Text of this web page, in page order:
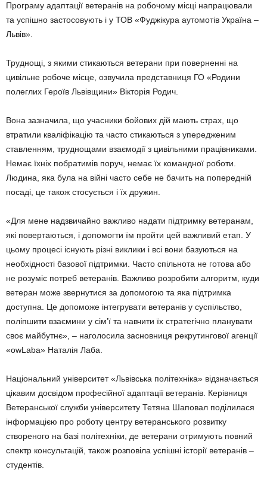
Програму адаптації ветеранів на робочому місці напрацювали
та успішно застосовують і у ТОВ «Фуджікура аутомотів Україна –
Львів».
Труднощі, з якими стикаються ветерани при поверненні на
цивільне робоче місце, озвучила представниця ГО «Родини
полеглих Героїв Львівщини» Вікторія Родич.
Вона зазначила, що учасники бойових дій мають страх, що
втратили кваліфікацію та часто стикаються з упередженим
ставленням, труднощами взаємодії з цивільними працівниками.
Немає їхніх побратимів поруч, немає їх командної роботи.
Людина, яка була на війні часто себе не бачить на попередній
посаді, це також стосується і їх дружин.
«Для мене надзвичайно важливо надати підтримку ветеранам,
які повертаються, і допомогти їм пройти цей важливий етап. У
цьому процесі існують різні виклики і всі вони базуються на
необхідності базової підтримки. Часто спільнота не готова або
не розуміє потреб ветеранів. Важливо розробити алгоритм, куди
ветеран може звернутися за допомогою та яка підтримка
доступна. Це допоможе інтегрувати ветеранів у суспільство,
поліпшити взаємини у сім’ї та навчити їх стратегічно планувати
своє майбутнє», – наголосила засновниця рекрутингової агенції
«owLaba» Наталія Лаба.
Національний університет «Львівська політехніка» відзначається
цікавим досвідом професійної адаптації ветеранів. Керівниця
Ветеранської служби університету Тетяна Шаповал поділилася
інформацією про роботу центру ветеранського розвитку
створеного на базі політехніки, де ветерани отримують повний
спектр консультацій, також розповіла успішні історії ветеранів –
студентів.